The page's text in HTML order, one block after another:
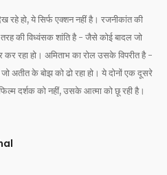
रहे हो, ये सिर्फ एक्शन नहीं है। रजनीकांत की
की विध्वंसक शांति है - जैसे कोई बादल जो
कर रहा हो। अमिताभ का रोल उसके विपरीत है -
जो अतीत के बोझ को ढो रहा हो। ये दोनों एक दूसरे
दर्शक को नहीं, उसके आत्मा को छू रही है।